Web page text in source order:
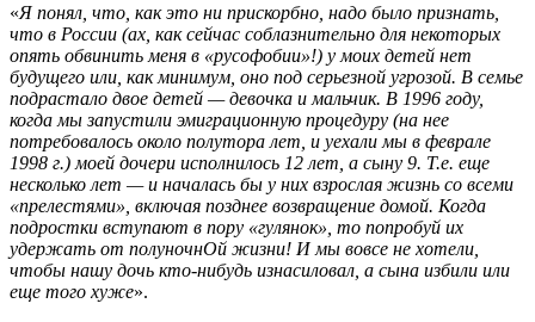
«Я понял, что, как это ни прискорбно, надо было признать,
что в России (ах, как сейчас соблазнительно для некоторых
опять обвинить меня в «русофобии»!) у моих детей нет
будущего или, как минимум, оно под серьезной угрозой. В семье
подрастало двое детей — девочка и мальчик. В 1996 году,
когда мы запустили эмиграционную процедуру (на нее
потребовалось около полутора лет, и уехали мы в феврале
1998 г.) моей дочери исполнилось 12 лет, а сыну 9. Т.е. еще
несколько лет — и началась бы у них взрослая жизнь со всеми
«прелестями», включая позднее возвращение домой. Когда
подростки вступают в пору «гулянок», то попробуй их
удержать от полуночнОй жизни! И мы вовсе не хотели,
чтобы нашу дочь кто-нибудь изнасиловал, а сына избили или
еще того хуже».